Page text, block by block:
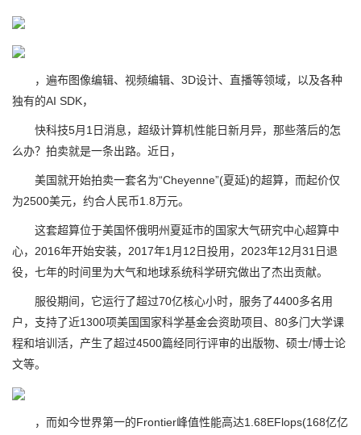
，遍布图像编辑、视频编辑、3D设计、直播等领域，以及各种
独有的AI SDK，
快科技5月1日消息，超级计算机性能日新月异，那些落后的怎
么办？拍卖就是一条出路。近日，
美国就开始拍卖一套名为“Cheyenne”(夏延)的超算，而起价仅
为2500美元，约合人民币1.8万元。
这套超算位于美国怀俄明州夏延市的国家大气研究中心超算中
心，2016年开始安装，2017年1月12日投用，2023年12月31日退
役，七年的时间里为大气和地球系统科学研究做出了杰出贡献。
服役期间，它运行了超过70亿核心小时，服务了4400多名用
户，支持了近1300项美国国家科学基金会资助项目、80多门大学课
程和培训活，产生了超过4500篇经同行评审的出版物、硕士/博士论
文等。
，而如今世界第一的Frontier峰值性能高达1.68EFlops(168亿亿